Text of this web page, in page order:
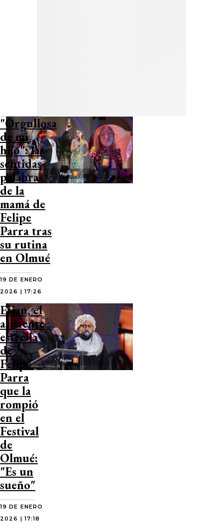
"Orgullosa
de mi
hijo": las
sentidas
palabras
de la
mamá de
Felipe
Parra tras
su rutina
en Olmué
19 DE ENERO
2026 | 17:26
Etian, el
asistente
estrella
de
Felipe
Parra
que la
rompió
en el
Festival
de
Olmué:
"Es un
sueño"
19 DE ENERO
2026 | 17:18